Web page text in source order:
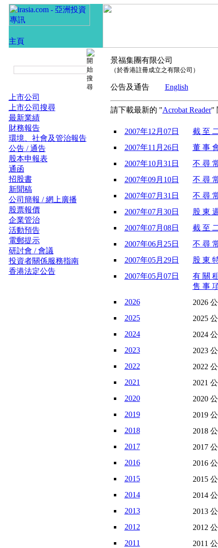
上市公司
上市公司搜尋
最新業績
財務報告
環境、社會及管治報告
公告 / 通告
股本申報表
通函
招股書
新聞稿
公司簡報 / 網上廣播
股票報價
企業管治
活動預告
電郵提示
研討會 / 會議
投資者關係服務指南
香港法定公告
景福集團有限公司
（於香港註冊成立之有限公司）
公告及通告 English
請下載最新的 "Acrobat Reader"
2007年12月07日
截 至
2007年11月26日
董 事
2007年10月31日
不 尋
2007年09月10日
不 尋
2007年07月31日
不 尋
2007年07月30日
股 東
2007年07月08日
截 至
2007年06月25日
不 尋
2007年05月29日
股 東
2007年05月07日
有 關
售 事
2026
2026
2025
2025
2024
2024
2023
2023
2022
2022
2021
2021
2020
2020
2019
2019
2018
2018
2017
2017
2016
2016
2015
2015
2014
2014
2013
2013
2012
2012
2011
2011